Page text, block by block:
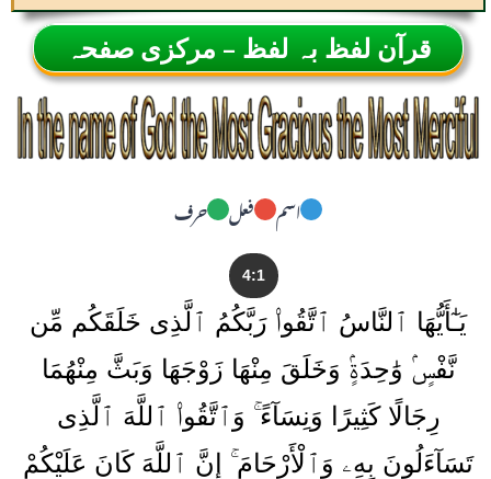
قرآن لفظ بہ لفظ – مرکزی صفحہ
اسم فعل حرف
4:1
يَـٰٓأَيُّهَا ٱلنَّاسُ ٱتَّقُوا۟ رَبَّكُمُ ٱلَّذِى خَلَقَكُم مِّن
نَّفْسٍۢ وَٰحِدَةٍۢ وَخَلَقَ مِنْهَا زَوْجَهَا وَبَثَّ مِنْهُمَا
رِجَالًا كَثِيرًا وَنِسَآءً ۚ وَٱتَّقُوا۟ ٱللَّهَ ٱلَّذِى
تَسَآءَلُونَ بِهِۦ وَٱلْأَرْحَامَ ۚ إِنَّ ٱللَّهَ كَانَ عَلَيْكُمْ